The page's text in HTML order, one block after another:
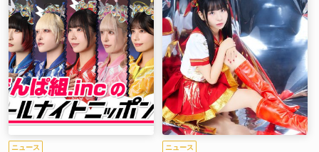
ニュース ニュース